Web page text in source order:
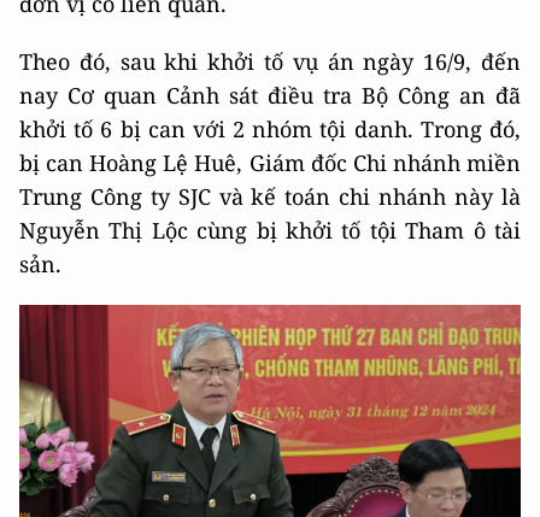
Theo đó, sau khi khởi tố vụ án ngày 16/9, đến
nay Cơ quan Cảnh sát điều tra Bộ Công an đã
khởi tố 6 bị can với 2 nhóm tội danh. Trong đó,
bị can Hoàng Lệ Huê, Giám đốc Chi nhánh miền
Trung Công ty SJC và kế toán chi nhánh này là
Nguyễn Thị Lộc cùng bị khởi tố tội Tham ô tài
sản.